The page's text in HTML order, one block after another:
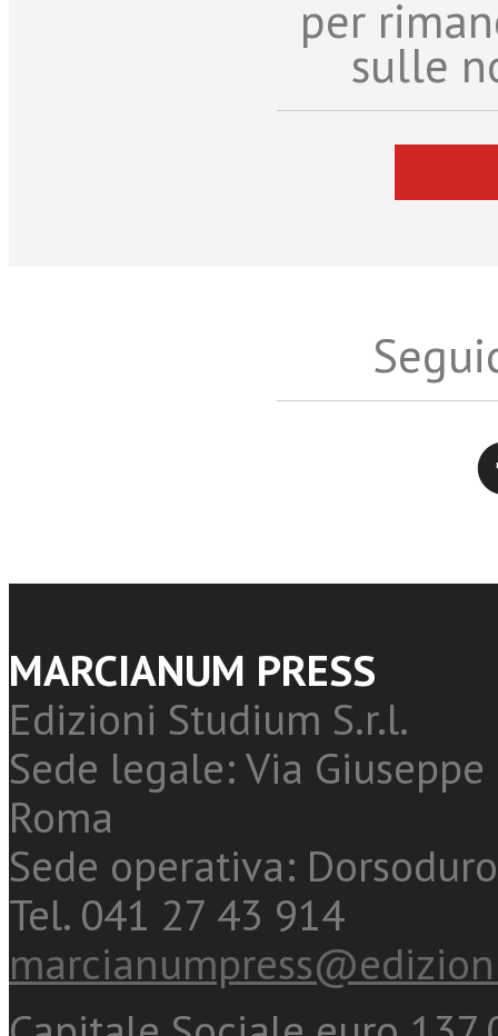
per
sulle
MARCIANUM PRESS
Edizioni Studium S.r.l.
Sede legale: Via
Roma
Sede operativa:
Tel. 041 27 43 914